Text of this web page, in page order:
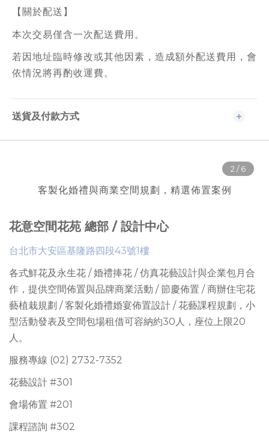
【關於配送】
本次交易僅含一次配送費用。
若因地址臨時修改或其他因素，造成額外配送費用，會
依情況將再酌收運費。
送貨及付款方式
客製化婚禮與商業空間規劃，精選佈置案例
花意空間花苑 總部 / 設計中心
台北市大安區基隆路四段43號1樓
各式鮮花及永生花 / 婚禮捧花 / 仿真花藝設計與企業包月合
作，提供空間佈置與品牌商業活動 / 節慶佈置 / 商辦住宅花
藝植栽規劃 / 客製化婚禮婚宴佈置設計 / 花藝課程規劃 ， 小
型活動發表及空間包場租借可容納約30人 ，座位上限20
人。
服務專線 (02) 2732-7352
花藝設計 #301
會場佈置 #201
課程諮詢 #302